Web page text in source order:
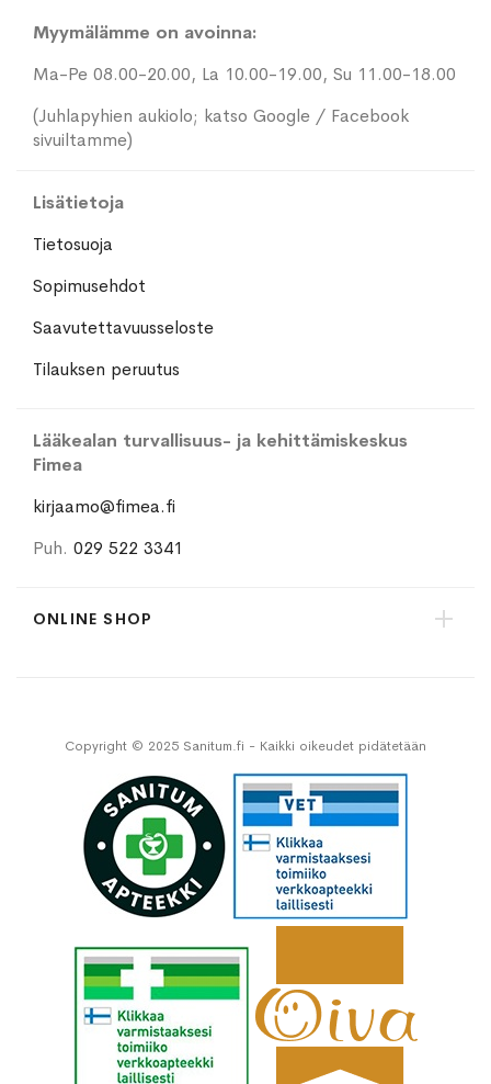
Myymälämme on avoinna:
Ma-Pe 08.00-20.00, La 10.00-19.00, Su 11.00-18.00
(Juhlapyhien aukiolo; katso Google / Facebook
sivuiltamme)
Lisätietoja
Tietosuoja
Sopimusehdot
Saavutettavuusseloste
Tilauksen peruutus
Lääkealan turvallisuus- ja kehittämiskeskus
Fimea
kirjaamo@fimea.fi
Puh. 029 522 3341
ONLINE SHOP
Copyright © 2025 Sanitum.fi - Kaikki oikeudet pidätetään